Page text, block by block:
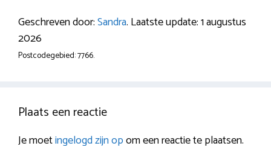
Geschreven door:Sandra. Laatste update: 1 augustus
2026
Postcodegebied: 7766.
Plaats een reactie
Je moetingelogd zijn opom een reactie te plaatsen.